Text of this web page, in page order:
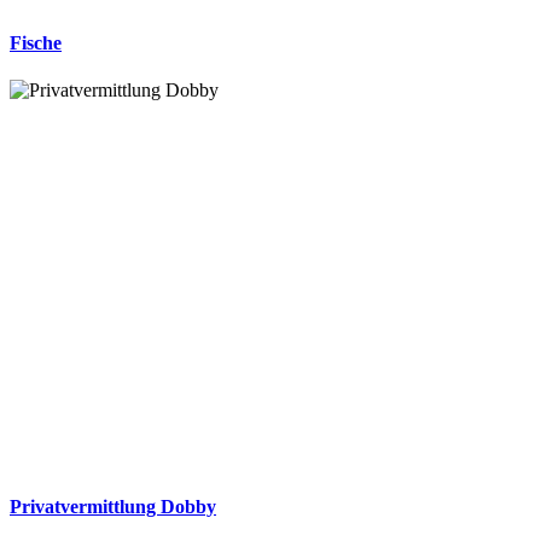
Fische
Privatvermittlung Dobby